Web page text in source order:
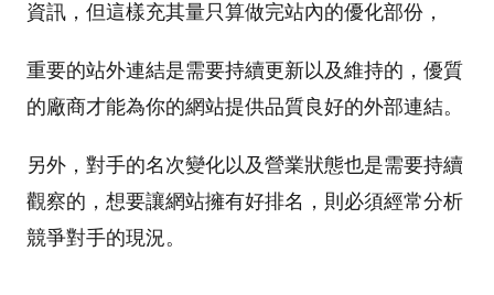
資訊，但這樣充其量只算做完站內的優化部份，
重要的站外連結是需要持續更新以及維持的，優質
的廠商才能為你的網站提供品質良好的外部連結。
另外，對手的名次變化以及營業狀態也是需要持續
觀察的，想要讓網站擁有好排名，則必須經常分析
競爭對手的現況。